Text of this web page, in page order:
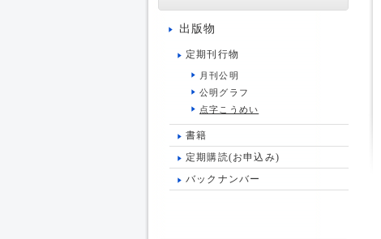
出版物
定期刊行物
月刊公明
公明グラフ
点字こうめい
書籍
定期購読(お申込み)
バックナンバー